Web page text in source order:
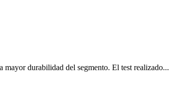
durabilidad del segmento. El test realizado...